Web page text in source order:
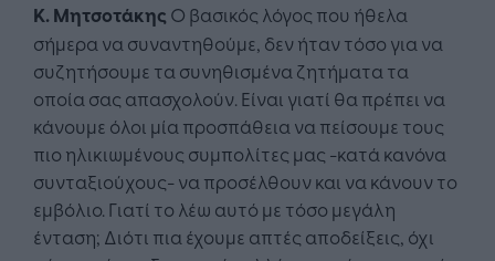
Κ. Μητσοτάκης Ο βασικός λόγος που ήθελα
σήμερα να συναντηθούμε, δεν ήταν τόσο για να
συζητήσουμε τα συνηθισμένα ζητήματα τα
οποία σας απασχολούν. Είναι γιατί θα πρέπει να
κάνουμε όλοι μία προσπάθεια να πείσουμε τους
πιο ηλικιωμένους συμπολίτες μας -κατά κανόνα
συνταξιούχους- να προσέλθουν και να κάνουν το
εμβόλιο. Γιατί το λέω αυτό με τόσο μεγάλη
ένταση; Διότι πια έχουμε απτές αποδείξεις, όχι